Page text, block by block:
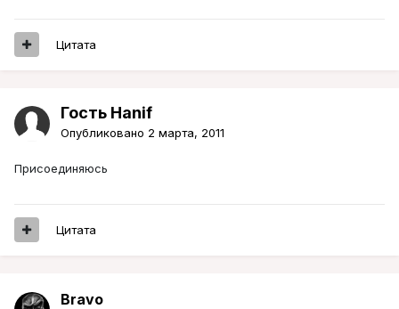
Цитата
Гость Hanif
Опубликовано 2 марта, 2011
Присоединяюсь
Цитата
Bravo